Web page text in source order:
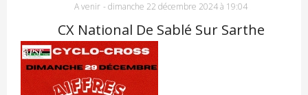
A venir - dimanche 22 décembre 2024 à 19:04
CX National De Sablé Sur Sarthe